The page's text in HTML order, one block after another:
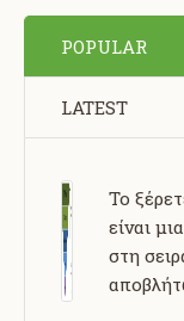
POPULAR
LATEST
Το
είναι
στη